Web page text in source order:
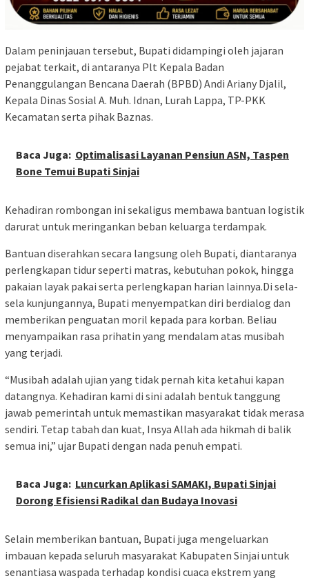
Dalam peninjauan tersebut, Bupati didampingi oleh jajaran
pejabat terkait, di antaranya Plt Kepala Badan
Penanggulangan Bencana Daerah (BPBD) Andi Ariany Djalil,
Kepala Dinas Sosial A. Muh. Idnan, Lurah Lappa, TP-PKK
Kecamatan serta pihak Baznas.
Baca Juga: Optimalisasi Layanan Pensiun ASN, Taspen
Bone Temui Bupati Sinjai
Kehadiran rombongan ini sekaligus membawa bantuan logistik
darurat untuk meringankan beban keluarga terdampak.
Bantuan diserahkan secara langsung oleh Bupati, diantaranya
perlengkapan tidur seperti matras, kebutuhan pokok, hingga
pakaian layak pakai serta perlengkapan harian lainnya.Di sela-
sela kunjungannya, Bupati menyempatkan diri berdialog dan
memberikan penguatan moril kepada para korban. Beliau
menyampaikan rasa prihatin yang mendalam atas musibah
yang terjadi.
“Musibah adalah ujian yang tidak pernah kita ketahui kapan
datangnya. Kehadiran kami di sini adalah bentuk tanggung
jawab pemerintah untuk memastikan masyarakat tidak merasa
sendiri. Tetap tabah dan kuat, Insya Allah ada hikmah di balik
semua ini,” ujar Bupati dengan nada penuh empati.
Baca Juga: Luncurkan Aplikasi SAMAKI, Bupati Sinjai
Dorong Efisiensi Radikal dan Budaya Inovasi
Selain memberikan bantuan, Bupati juga mengeluarkan
imbauan kepada seluruh masyarakat Kabupaten Sinjai untuk
senantiasa waspada terhadap kondisi cuaca ekstrem yang